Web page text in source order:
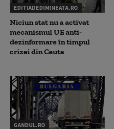
EDITIADEDIMINEATA.RO
Niciun stat nu a activat
mecanismul UE anti-
dezinformare în timpul
crizei din Ceuta
GANDUL.RO